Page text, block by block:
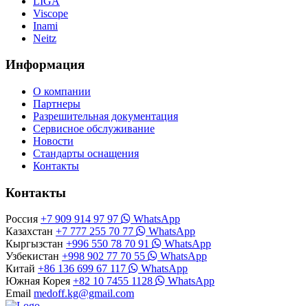
Viscope
Inami
Neitz
Информация
О компании
Партнеры
Разрешительная документация
Сервисное обслуживание
Новости
Стандарты оснащения
Контакты
Контакты
Россия +7 909 914 97 97
WhatsApp
Казахстан +7 777 255 70 77
WhatsApp
Кыргызстан +996 550 78 70 91
WhatsApp
Узбекистан +998 902 77 70 55
WhatsApp
Китай +86 136 699 67 117
WhatsApp
Южная Корея +82 10 7455 1128
WhatsApp
Email medoff.kg@gmail.com